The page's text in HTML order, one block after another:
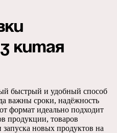
Китая
быстрый и удобный способ
важны сроки, надёжность
формат идеально подходит
продукции, товаров
новых продуктов на